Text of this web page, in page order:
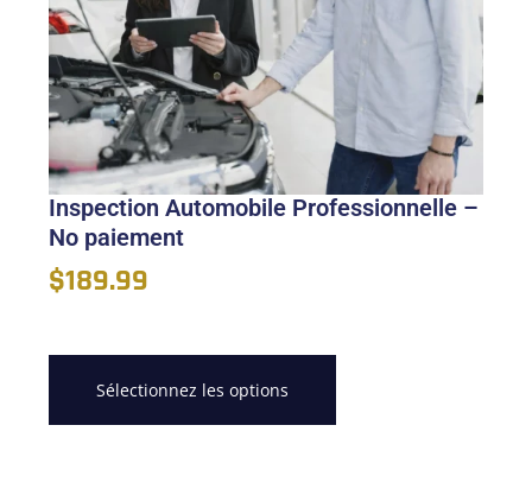
Inspection Automobile Professionnelle –
No paiement
$189.99
Sélectionnez les options